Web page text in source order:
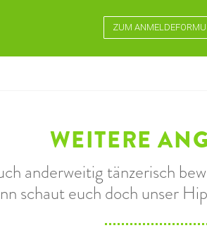
ZUM
WEITERE
anderweitig tänzerisch
schaut euch doch unser